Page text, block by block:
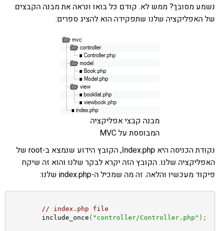
נשמע מסובך? ממש לא. קודם כל בואו ונראה את מבנה הקבצים
של האפליקציה שלנו שתפקידה הוא להציג ספרים:
מבנה קבצי אפליקציה
המבוססת על MVC
נקודת הכניסה היא Index.php, הקובץ הידוע שנמצא ב-root של
האפליקציה שלנו. הקובץ הזה יקרא לבקר שלנו והוא זה שיקח
פיקוד מעכשיו והלאה. זה מה שמכיל ה-index.php שלנו:
// index.php file
	include_once
( "controller/Controller.php" );